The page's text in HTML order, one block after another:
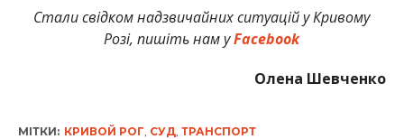
Стали свідком надзвичайних ситуацій у Кривому
Розі, пишіть нам уFacebook
Олена Шевченко
МІТКИ: КРИВОЙ РОГ СУД, ТРАНСПОРТ